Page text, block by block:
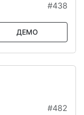
#438
ДЕМО
#482